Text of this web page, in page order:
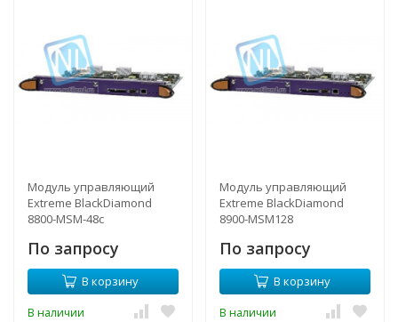
Модуль управляющий
Extreme BlackDiamond
8800-MSM-48с
По запросу
В корзину
В наличии
Модуль управляющий
Extreme BlackDiamond
8900-MSM128
По запросу
В корзину
В наличии